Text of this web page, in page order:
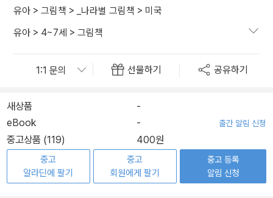
유아 > 그림책 > _나라별 그림책 > 미국
유아 > 4~7세 > 그림책
선물하기 공유하기
새상품
-
eBook
- 출간 알림 신청
중고상품 (119) 400원
중고
알라딘에 팔기
중고
회원에게 팔기
중고 등록
알림 신청